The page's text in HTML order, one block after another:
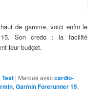
de gamme, voici enfin le
Son credo : la facilité
leur budget.
,Test | Marqué aveccardio-
,Garmin Forerunner 15,